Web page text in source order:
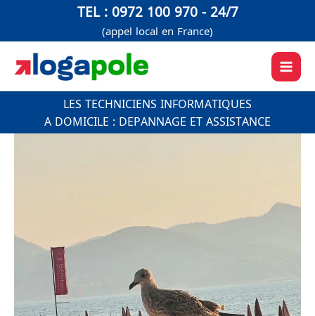
contenu
TEL : 0972 100 970 - 24/7
(appel local en France)
LES TECHNICIENS INFORMATIQUES
A DOMICILE : DEPANNAGE ET ASSISTANCE